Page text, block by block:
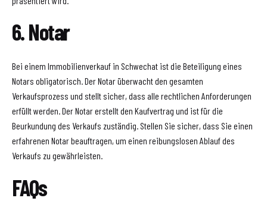
6. Notar
Bei einem Immobilienverkauf in Schwechat ist die Beteiligung eines
Notars obligatorisch. Der Notar überwacht den gesamten
Verkaufsprozess und stellt sicher, dass alle rechtlichen Anforderungen
erfüllt werden. Der Notar erstellt den Kaufvertrag und ist für die
Beurkundung des Verkaufs zuständig. Stellen Sie sicher, dass Sie einen
erfahrenen Notar beauftragen, um einen reibungslosen Ablauf des
Verkaufs zu gewährleisten.
FAQs